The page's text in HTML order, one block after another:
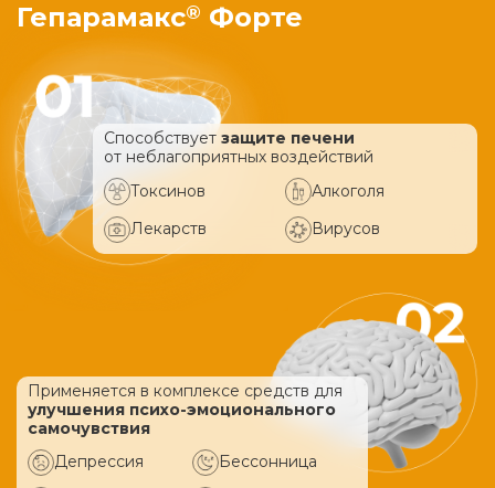
Гепарамакс® Форте
Способствует защите печени
от неблагоприятных воздействий
Токсинов
Алкоголя
Лекарств
Вирусов
Применяется в комплексе средств для
улучшения психо-эмоционального
самочувствия
Депрессия
Бессонница